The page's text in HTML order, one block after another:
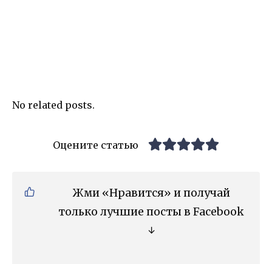
No related posts.
Оцените статью
Жми «Нравится» и получай
только лучшие посты в Facebook
↓